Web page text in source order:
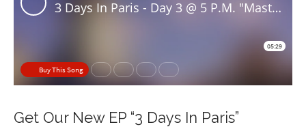
Get Our New EP “3 Days In Paris”